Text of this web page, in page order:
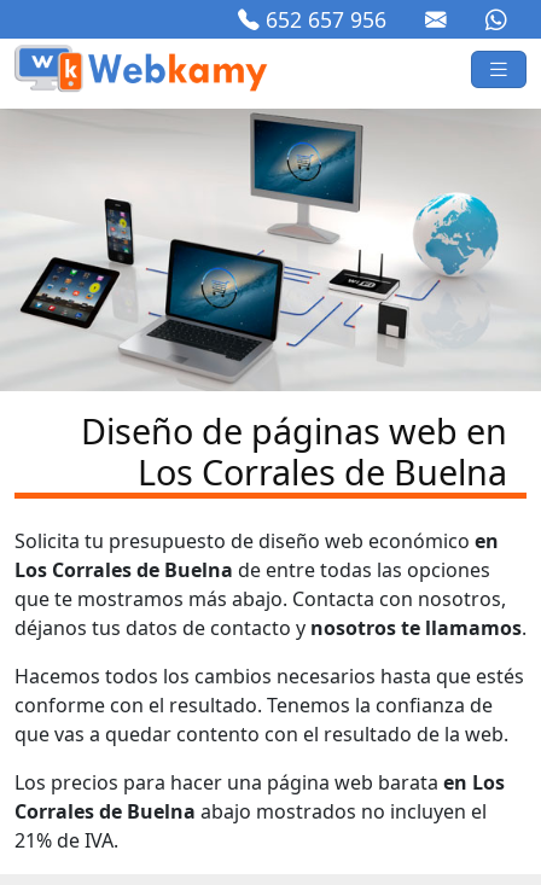
652 657 956
Diseño de páginas web en
Los Corrales de Buelna
Solicita tu presupuesto de diseño web económico en
Los Corrales de Buelna de entre todas las opciones
que te mostramos más abajo. Contacta con nosotros,
déjanos tus datos de contacto y nosotros te llamamos.
Hacemos todos los cambios necesarios hasta que estés
conforme con el resultado. Tenemos la confianza de
que vas a quedar contento con el resultado de la web.
Los precios para hacer una página web barata en Los
Corrales de Buelna abajo mostrados no incluyen el
21% de IVA.